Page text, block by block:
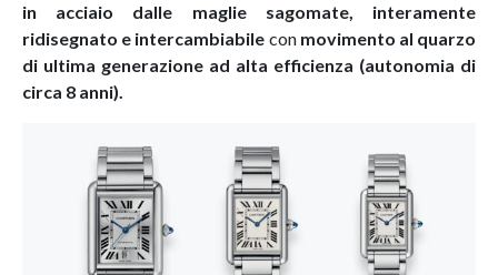
in acciaio dalle maglie sagomate, interamente
ridisegnato e intercambiabile con movimento al quarzo
di ultima generazione ad alta efficienza (autonomia di
circa 8 anni).